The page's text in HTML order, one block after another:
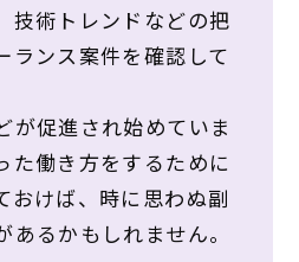
技術トレンドなどの把
ランス案件を確認して
が促進され始めていま
た働き方をするために
おけば、時に思わぬ副
るかもしれません。